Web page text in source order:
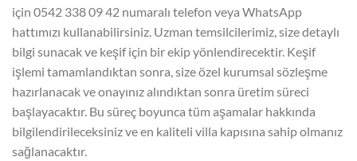
için 0542 338 09 42 numaralı telefon veya WhatsApp
hattımızı kullanabilirsiniz. Uzman temsilcilerimiz, size detaylı
bilgi sunacak ve keşif için bir ekip yönlendirecektir. Keşif
işlemi tamamlandıktan sonra, size özel kurumsal sözleşme
hazırlanacak ve onayınız alındıktan sonra üretim süreci
başlayacaktır. Bu süreç boyunca tüm aşamalar hakkında
bilgilendirileceksiniz ve en kaliteli villa kapısına sahip olmanız
sağlanacaktır.